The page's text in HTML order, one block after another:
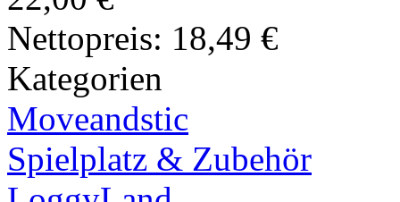
Nettopreis: 18,49 €
Kategorien
Moveandstic
Spielplatz & Zubehör